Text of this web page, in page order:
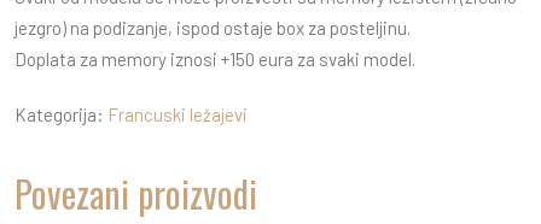
jezgro) na podizanje, ispod ostaje box za posteljinu.
Doplata za memory iznosi +150 eura za svaki model.
Kategorija: Francuski ležajevi
Povezani proizvodi